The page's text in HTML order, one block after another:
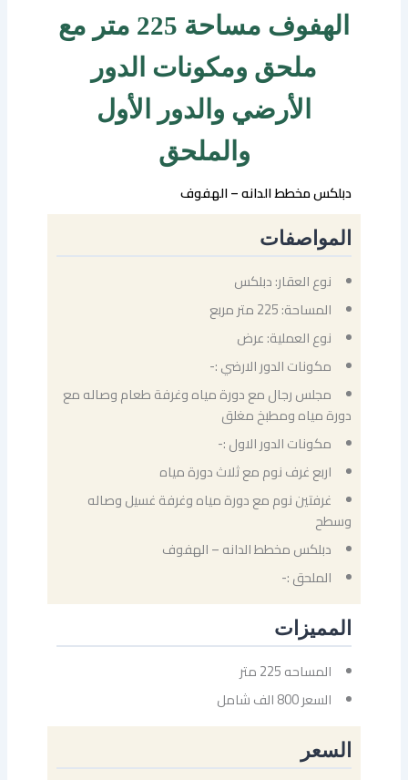
الهفوف مساحة 225 متر مع
ملحق ومكونات الدور
الأرضي والدور الأول
والملحق
دبلكس مخطط الدانه – الهفوف
المواصفات
نوع العقار: دبلكس
المساحة: 225 متر مربع
نوع العملية: عرض
مكونات الدور الارضي :-
مجلس رجال مع دورة مياه وغرفة طعام وصاله مع
دورة مياه ومطبخ مغلق
مكونات الدور الاول :-
اربع غرف نوم مع ثلاث دورة مياه
غرفتين نوم مع دورة مياه وغرفة غسيل وصاله
وسطح
دبلكس مخطط الدانه – الهفوف
الملحق :-
المميزات
المساحه 225 متر
السعر 800 الف شامل
السعر